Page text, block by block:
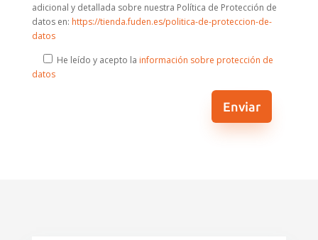
adicional y detallada sobre nuestra Política de Protección de
datos en: https://tienda.fuden.es/politica-de-proteccion-de-
datos
He leído y acepto la información sobre protección de
datos